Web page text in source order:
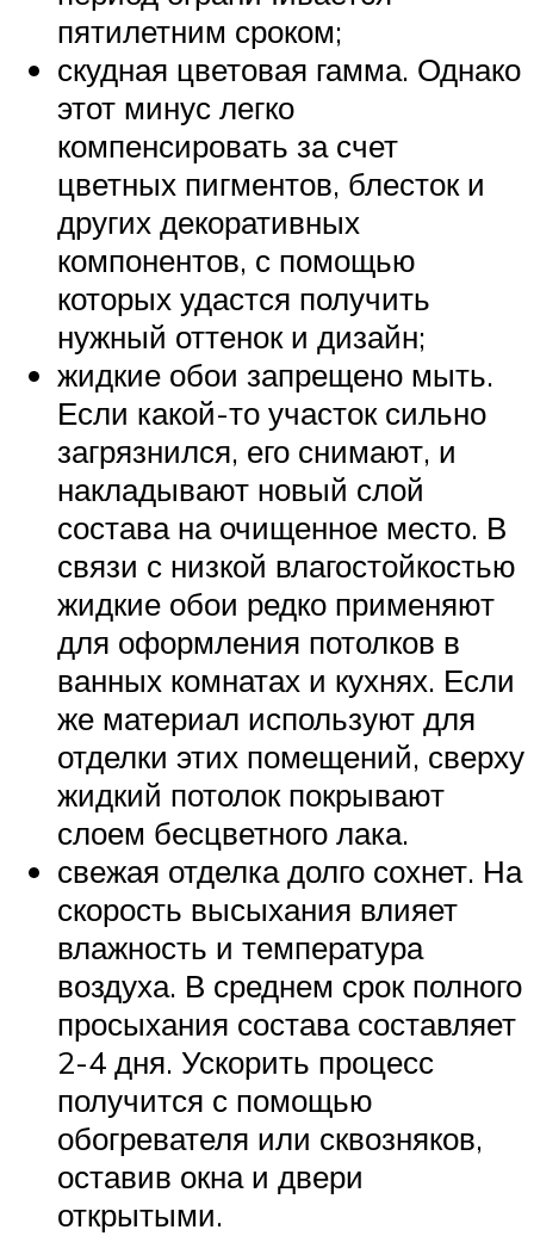
пятилетним сроком;
скудная цветовая гамма. Однако
этот минус легко
компенсировать за счет
цветных пигментов, блесток и
других декоративных
компонентов, с помощью
которых удастся получить
нужный оттенок и дизайн;
жидкие обои запрещено мыть.
Если какой-то участок сильно
загрязнился, его снимают, и
накладывают новый слой
состава на очищенное место. В
связи с низкой влагостойкостью
жидкие обои редко применяют
для оформления потолков в
ванных комнатах и кухнях. Если
же материал используют для
отделки этих помещений, сверху
жидкий потолок покрывают
слоем бесцветного лака.
свежая отделка долго сохнет. На
скорость высыхания влияет
влажность и температура
воздуха. В среднем срок полного
просыхания состава составляет
2-4 дня. Ускорить процесс
получится с помощью
обогревателя или сквозняков,
оставив окна и двери
открытыми.